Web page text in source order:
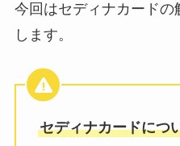
今回はセディナカードの
します。
セディナカードにつ